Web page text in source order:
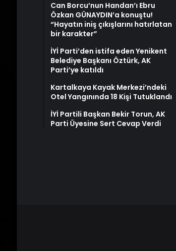
Can Borcu’nun Handan’ı Ebru
Özkan GÜNAYDIN’a konuştu!
“Hayatın iniş çıkışlarını hatırlatan
bir karakter”
İYİ Parti’den istifa eden Yenikent
Belediye Başkanı Öztürk, AK
Parti’ye katıldı
Kartalkaya Kayak Merkezi’ndeki
Otel Yangınında 18 Kişi Tutuklandı
İYİ Partili Başkan Bekir Torun, AK
Parti Üyesine Sert Cevap Verdi